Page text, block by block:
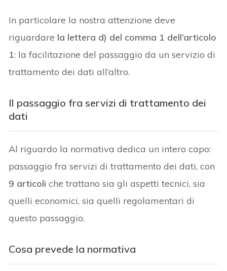
In particolare la nostra attenzione deve
riguardare la lettera d) del comma 1 dell’articolo
1: la facilitazione del passaggio da un servizio di
trattamento dei dati all’altro.
Il passaggio fra servizi di trattamento dei
dati
Al riguardo la normativa dedica un intero capo:
passaggio fra servizi di trattamento dei dati, con
9 articoliche trattano sia gli aspetti tecnici, sia
quelli economici, sia quelli regolamentari di
questo passaggio.
Cosa prevede la normativa